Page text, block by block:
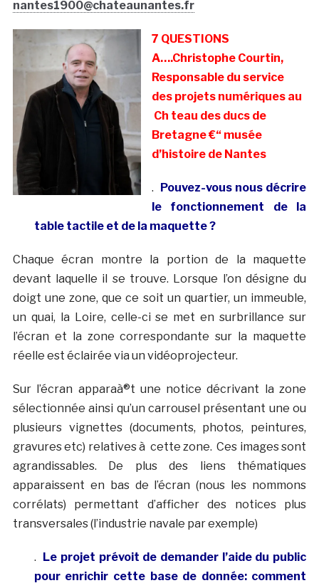
nantes1900@chateaunantes.fr
7 QUESTIONS
A….Christophe Courtin,
Responsable du service
des projets numériques au
Ch teau des ducs de
Bretagne €“ musée
d’histoire de Nantes
. Pouvez-vous nous décrire
le fonctionnement de la
table tactile et de la maquette ?
Chaque écran montre la portion de la maquette
devant laquelle il se trouve. Lorsque l’on désigne du
doigt une zone, que ce soit un quartier, un immeuble,
un quai, la Loire, celle-ci se met en surbrillance sur
l’écran et la zone correspondante sur la maquette
réelle est éclairée via un vidéoprojecteur.
Sur l’écran apparaà®t une notice décrivant la zone
sélectionnée ainsi qu’un carrousel présentant une ou
plusieurs vignettes (documents, photos, peintures,
gravures etc) relatives à cette zone. Ces images sont
agrandissables. De plus des liens thématiques
apparaissent en bas de l’écran (nous les nommons
corrélats) permettant d’afficher des notices plus
transversales (l’industrie navale par exemple)
. Le projet prévoit de demander l’aide du public
pour enrichir cette base de donnée: comment